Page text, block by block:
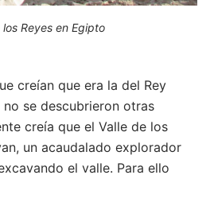
Reyes en Egipto
creían que era la del Rey
se descubrieron otras
creía que el Valle de los
un acaudalado explorador
el valle. Para ello